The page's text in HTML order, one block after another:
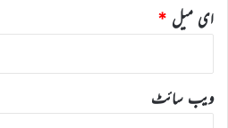
ای میل *
ویب‌ سائٹ